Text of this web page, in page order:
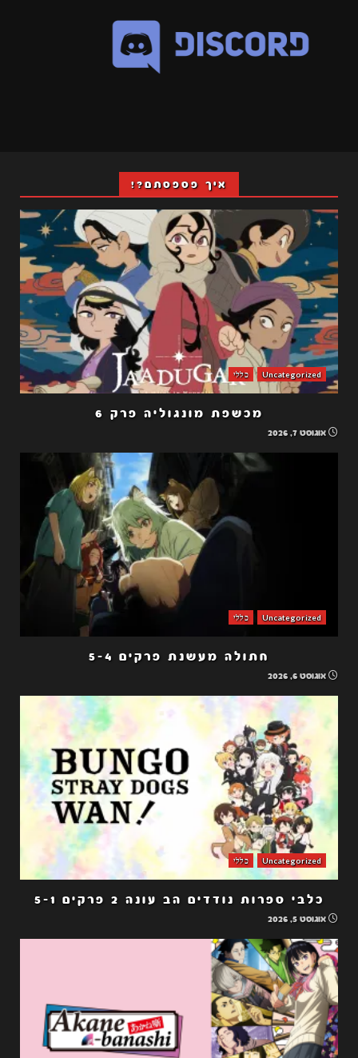
איך פספסתם?!
Uncategorized כללי
מכשפת מונגוליה פרק 6
אוגוסט 7, 2026
Uncategorized כללי
חתולה מעשנת פרקים 5-4
אוגוסט 6, 2026
Uncategorized כללי
כלבי ספרות נודדים הב עונה 2 פרקים 5-1
אוגוסט 5, 2026